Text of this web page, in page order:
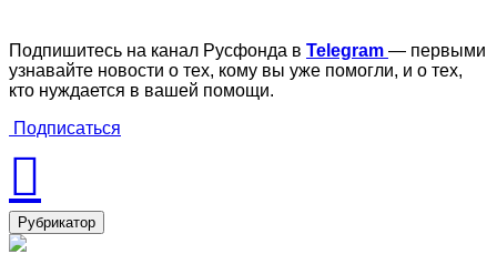
Подпишитесь на канал Русфонда в Telegram — первыми
узнавайте новости о тех, кому вы уже помогли, и о тех,
кто нуждается в вашей помощи.
Подписаться
Рубрикатор